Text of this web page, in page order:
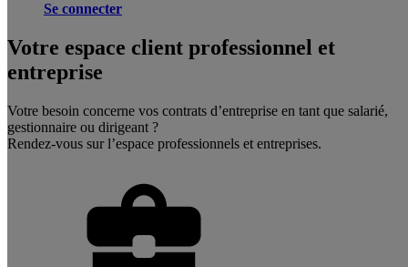
Se connecter
Votre espace client professionnel et
entreprise
Votre besoin concerne vos contrats d’entreprise en tant que salarié,
gestionnaire ou dirigeant ?
Rendez-vous sur l’espace professionnels et entreprises.